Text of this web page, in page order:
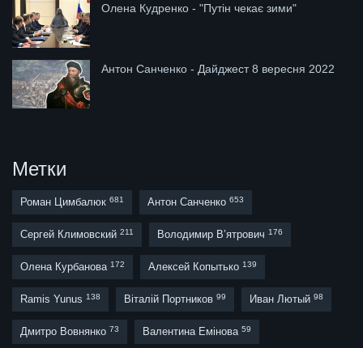
Олена Кудренко - "Путін чекає зими"
Антон Санченко - Дайджест 8 вересня 2022
Метки
Роман Цимбалюк 681 Антон Санченко 653
Сергей Климовский 211 Володимир В’ятрович 176
Олена Курбанова 172 Алексей Копытько 139
Ramis Yunus 138 Віталій Портников 99 Иван Лютый 98
Дмитро Вовнянко 73 Валентина Емінова 59